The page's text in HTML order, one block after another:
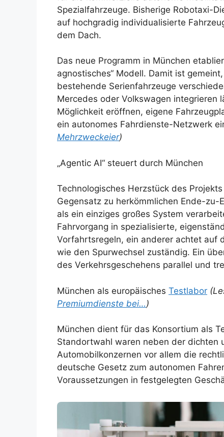
Spezialfahrzeuge. Bisherige Robotaxi-
auf hochgradig individualisierte
dem Dach.
Das neue Programm in München
agnostisches“ Modell. Damit ist
bestehende Serienfahrzeuge
Mercedes oder Volkswagen integrieren
Möglichkeit eröffnen, eigene
ein autonomes Fahrdienste-Netzwerk
Mehrzweckeier)
„Agentic AI“ steuert durch München
Technologisches Herzstück des
Gegensatz zu herkömmlichen Ende-
als ein einziges großes System
Fahrvorgang in spezialisierte,
Vorfahrtsregeln, ein anderer achtet auf
wie den Spurwechsel zuständig. Ein
des Verkehrsgeschehens parallel und
München als europäisches Testlabor
Premiumdienste bei…)
München dient für das Konsortium als
Standortwahl waren neben der dichten
Automobilkonzernen vor allem die
deutsche Gesetz zum autonomen
Voraussetzungen in festgelegten